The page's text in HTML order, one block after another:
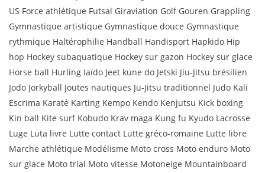
US Force athlétique Futsal Giraviation Golf Gouren Grappling
Gymnastique artistique Gymnastique douce Gymnastique
rythmique Haltérophilie Handball Handisport Hapkido Hip
hop Hockey subaquatique Hockey sur gazon Hockey sur glace
Horse ball Hurling Iaïdo Jeet kune do Jetski Jiu-Jitsu brésilien
Jodo Jorkyball Joutes nautiques Ju-Jitsu traditionnel Judo Kali
Escrima Karaté Karting Kempo Kendo Kenjutsu Kick boxing
Kin ball Kite surf Kobudo Krav maga Kung fu Kyudo Lacrosse
Luge Luta livre Lutte contact Lutte gréco-romaine Lutte libre
Marche athlétique Modélisme Moto cross Moto enduro Moto
sur glace Moto trial Moto vitesse Motoneige Mountainboard